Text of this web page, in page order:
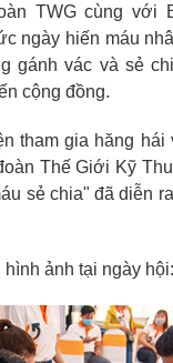
TWG cùng với
ngày hiến máu
gánh vác và sẻ
cộng đồng.
tham gia hăng hái
Thế Giới Kỹ
sẻ chia" đã diễn
ảnh tại ngày hội: